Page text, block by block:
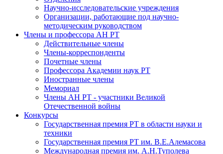
Научно-исследовательские учреждения
Организации, работающие под научно-
методическим руководством
Члены и профессора АН РТ
Действительные члены
Члены-корреспонденты
Почетные члены
Профессора Академии наук РТ
Иностранные члены
Мемориал
Члены АН РТ - участники Великой
Отечественной войны
Конкурсы
Государственная премия РТ в области науки и
техники
Государственная премия РТ им. В.Е.Алемасова
Международная премия им. А.Н.Туполева